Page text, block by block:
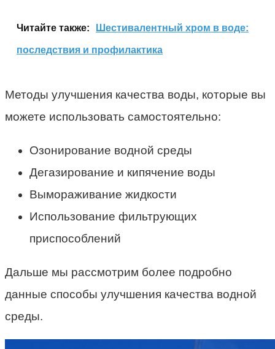
Читайте также: Шестивалентный хром в воде:
последствия и профилактика
Методы улучшения качества воды, которые вы
можете использовать самостоятельно:
Озонирование водной среды
Дегазирование и кипячение воды
Вымораживание жидкости
Использование фильтрующих
приспособлений
Дальше мы рассмотрим более подробно
данные способы улучшения качества водной
среды.